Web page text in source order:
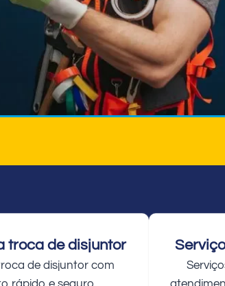
troca de disjuntor
de disjuntor com